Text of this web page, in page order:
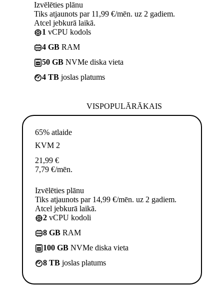
Izvēlēties plānu
Tiks atjaunots par 11,99 €/mēn. uz 2 gadiem.
Atcel jebkurā laikā.
1 vCPU kodols
4 GB RAM
50 GB NVMe diska vieta
4 TB joslas platums
VISPOPULĀRĀKAIS
65% atlaide
KVM 2
21,99 €
7,79 €/mēn.
Izvēlēties plānu
Tiks atjaunots par 14,99 €/mēn. uz 2 gadiem.
Atcel jebkurā laikā.
2 vCPU kodoli
8 GB RAM
100 GB NVMe diska vieta
8 TB joslas platums